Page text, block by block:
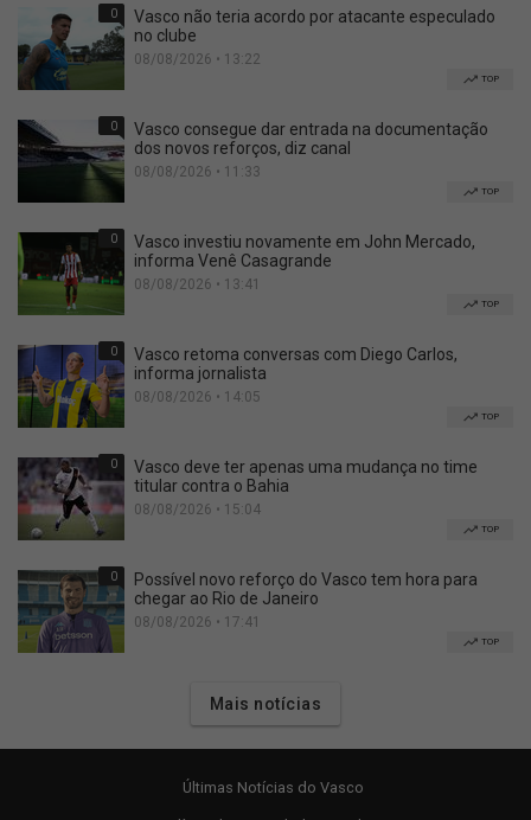
0
Vasco não teria acordo por atacante especulado
no clube
08/08/2026 • 13:22
TOP
0
Vasco consegue dar entrada na documentação
dos novos reforços, diz canal
08/08/2026 • 11:33
TOP
0
Vasco investiu novamente em John Mercado,
informa Venê Casagrande
08/08/2026 • 13:41
TOP
0
Vasco retoma conversas com Diego Carlos,
informa jornalista
08/08/2026 • 14:05
TOP
0
Vasco deve ter apenas uma mudança no time
titular contra o Bahia
08/08/2026 • 15:04
TOP
0
Possível novo reforço do Vasco tem hora para
chegar ao Rio de Janeiro
08/08/2026 • 17:41
TOP
Mais notícias
Últimas Notícias do Vasco